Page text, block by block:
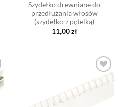
Szydełko drewniane do
przedłużania włosów
(szydełko z pętelką)
11,00zł
Dodaj
do listy
życzeń